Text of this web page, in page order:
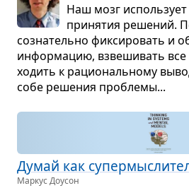
Наш мозг исполь­зует
при­ня­тия реше­ний.
созна­тельно фик­си­ро­вать и
инфор­ма­цию, взве­ши­вать
хо­дить к раци­о­наль­ному
собе реше­ния про­блемы...
Думай как
Маркус Доусон